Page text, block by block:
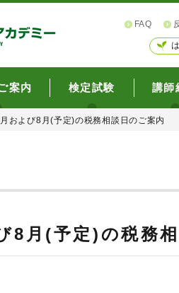
FAQ
案内 検定試験 講師
および8月(予定)の税務相談日のご案内
8月(予定)の税務